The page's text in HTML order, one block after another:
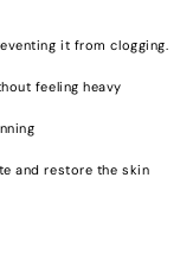
it from clogging.
feeling heavy
and restore the skin